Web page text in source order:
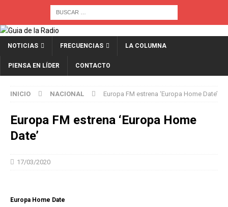
NOTICIAS FRECUENCIAS LA COLUMNA
PIENSA EN LÍDER CONTACTO
INICIO NACIONAL Europa FM estrena ‘Europa Home Date’
Europa FM estrena ‘Europa Home
Date’
17/03/2020
Europa Home Date